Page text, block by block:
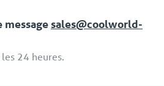
message sales@coolworld-
24 heures.